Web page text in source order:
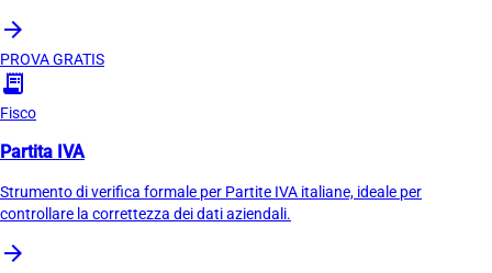
arrow_forward
PROVA GRATIS
receipt_long
Fisco
Partita IVA
Strumento di verifica formale per Partite IVA italiane, ideale per
controllare la correttezza dei dati aziendali.
arrow_forward